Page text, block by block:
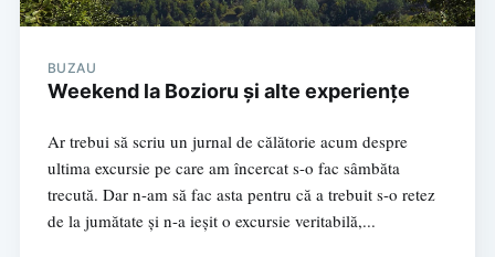
BUZAU
Weekend la Bozioru și alte experiențe
Ar trebui să scriu un jurnal de călătorie acum despre
ultima excursie pe care am încercat s-o fac sâmbăta
trecută. Dar n-am să fac asta pentru că a trebuit s-o retez
de la jumătate și n-a ieșit o excursie veritabilă,...